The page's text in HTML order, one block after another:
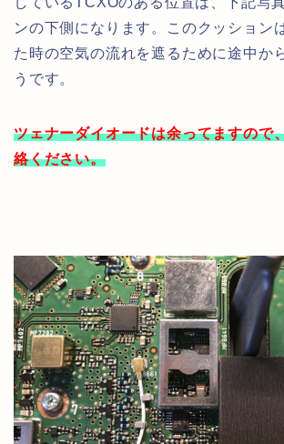
ンの下側になります。このクッション
た時の空気の流れを遮るために途中か
うです。
ツェナーダイオードは余ってますので
絡ください。